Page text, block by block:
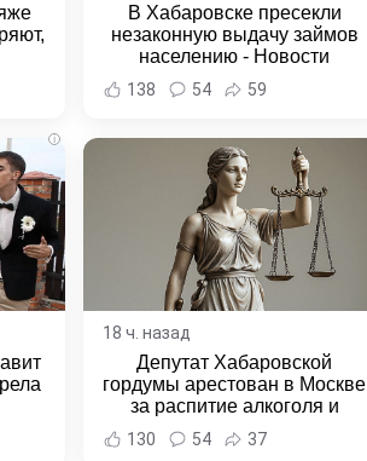
В Хабаровске пресекли
незаконную выдачу займов
населению - Новости
Хабаровска и Хабаровского
края
138 54 59
i
18 ч. назад
Депутат Хабаровской
гордумы арестован в Москве
за распитие алкоголя и
неповиновение полиции -
Новости Хабаровска и
130 54 37